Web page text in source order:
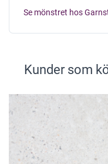
Se mönstret hos
Kunder som